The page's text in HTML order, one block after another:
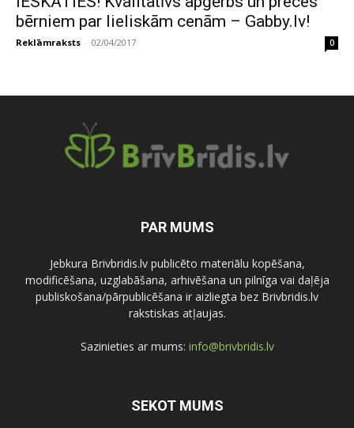
bērniem par lieliskām cenām – Gabby.lv!
Reklāmraksts - 02/04/2017 0
PAR MUMS
Jebkura Brivbridis.lv publicēto materiālu kopēšana,
modificēšana, uzglabāšana, arhivēšana un pilnīga vai daļēja
publiskošana/pārpublicēšana ir aizliegta bez Brivbridis.lv
rakstiskas atļaujas.
Sazinieties ar mums: info@brivbridis.lv
SEKOT MUMS